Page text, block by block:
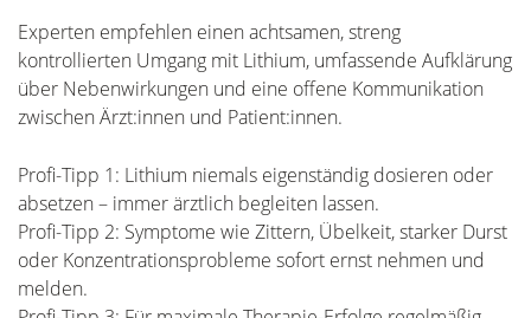
Experten empfehlen einen achtsamen, streng
kontrollierten Umgang mit Lithium, umfassende Aufklärung
über Nebenwirkungen und eine offene Kommunikation
zwischen Ärzt:innen und Patient:innen.
Profi-Tipp 1: Lithium niemals eigenständig dosieren oder
absetzen – immer ärztlich begleiten lassen.
Profi-Tipp 2: Symptome wie Zittern, Übelkeit, starker Durst
oder Konzentrationsprobleme sofort ernst nehmen und
melden.